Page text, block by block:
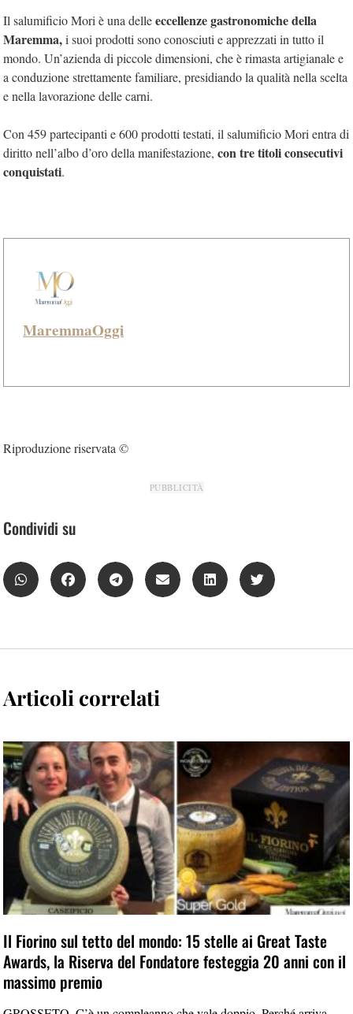
Il salumificio Mori è una delleeccellenze gastronomiche della
Maremma,i suoi prodotti sono conosciuti e apprezzati in tutto il
mondo. Un’azienda di piccole dimensioni, che è rimasta artigianale e
a conduzione strettamente familiare, presidiando la qualità nella scelta
e nella lavorazione delle carni.
Con 459 partecipanti e 600 prodotti testati, il salumificio Mori entra di
diritto nell’albo d’oro della manifestazione, con tre titoli consecutivi
conquistati.
MaremmaOggi
Riproduzione riservata ©
PUBBLICITÀ
Condividi su
Articoli correlati
Il Fiorino sul tetto del mondo: 15 stelle ai Great Taste
Awards, la Riserva del Fondatore festeggia 20 anni con il
massimo premio